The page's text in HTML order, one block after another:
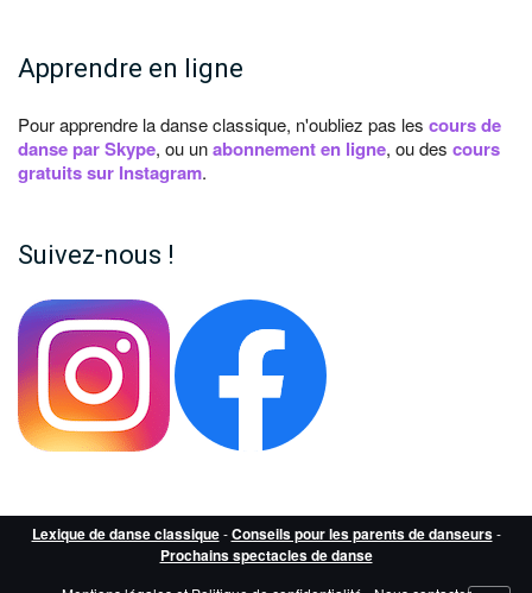
Apprendre en ligne
Pour apprendre la danse classique, n'oubliez pas les cours de
danse par Skype, ou unabonnement en ligne, ou des cours
gratuits sur Instagram.
Suivez-nous !
Lexique de danse classique-Conseils pour les parents de danseurs-
Prochains spectacles de danse